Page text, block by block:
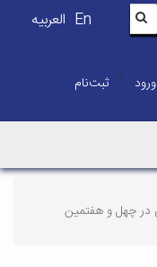
En العربیه
ورود | ثبت‌نام
در چهل‌ و هفتمین